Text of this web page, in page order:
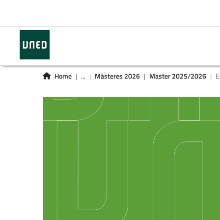
Home ... Másteres 2026 Master 2025/2026